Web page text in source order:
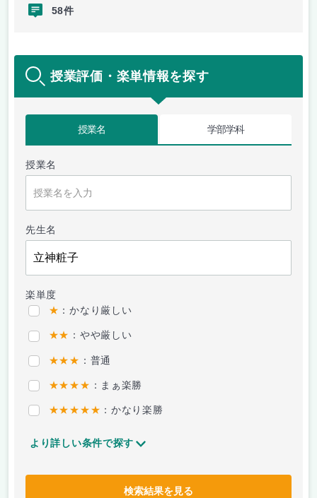
58件
授業評価・楽単情報を探す
授業名 学部学科
授業名
先生名
楽単度
★ ：かなり厳しい
★★ ：やや厳しい
★★★ ：普通
★★★★ ：まぁ楽勝
★★★★★ ：かなり楽勝
より詳しい条件で探す
検索結果を見る